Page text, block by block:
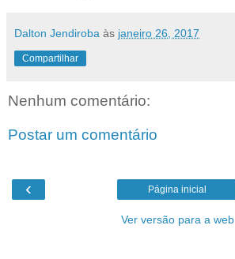
Dalton Jendiroba às janeiro 26, 2017
Compartilhar
Nenhum comentário:
Postar um comentário
‹ Página inicial
Ver versão para a web